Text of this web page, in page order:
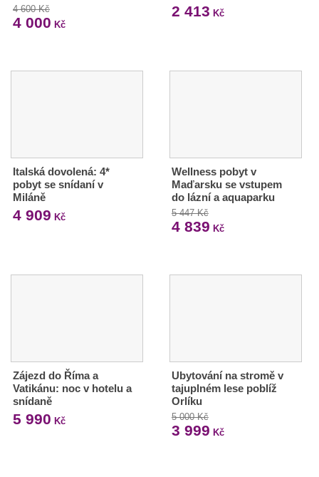
4 600 Kč
4 000 Kč
2 413 Kč
Italská dovolená: 4*
pobyt se snídaní v
Miláně
4 909 Kč
Wellness pobyt v
Maďarsku se vstupem
do lázní a aquaparku
5 447 Kč
4 839 Kč
Zájezd do Říma a
Vatikánu: noc v hotelu a
snídaně
5 990 Kč
Ubytování na stromě v
tajuplném lese poblíž
Orlíku
5 000 Kč
3 999 Kč